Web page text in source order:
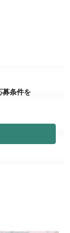
募条件を